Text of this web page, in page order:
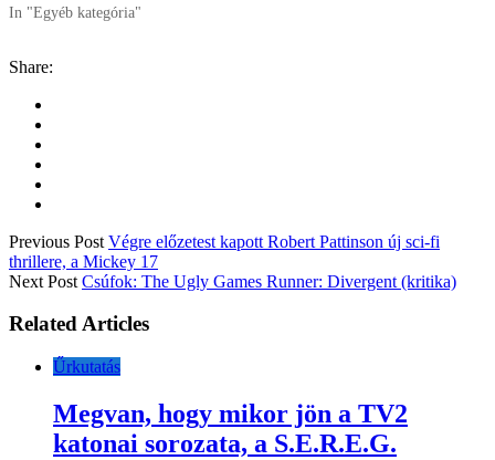
In "Egyéb kategória"
Share:
Previous Post Végre előzetest kapott Robert Pattinson új sci-fi
thrillere, a Mickey 17
Next Post Csúfok: The Ugly Games Runner: Divergent (kritika)
Related Articles
Űrkutatás
Megvan, hogy mikor jön a TV2
katonai sorozata, a S.E.R.E.G.